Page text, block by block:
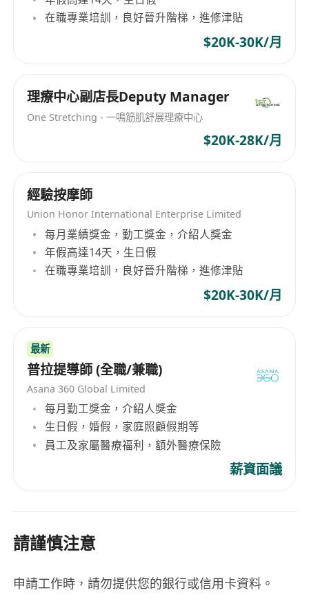
在職專業培訓，良好晉升階梯，進修津貼
$20K-30K/月
理療中心副店長Deputy Manager
One Stretching - 一鳴筋肌舒展理療中心
$20K-28K/月
經驗按摩師
Union Honor International Enterprise Limited
每月業績獎金，勤工獎金，介紹人獎金
年假高達14天，生日假
在職專業培訓，良好晉升階梯，進修津貼
$20K-30K/月
最新
普拉提導師 (全職/兼職)
Asana 360 Global Limited
每月勤工獎金，介紹人獎金
生日假，婚假，家庭照顧假期等
員工及家屬醫療福利，額外醫療保險
薪資面議
請謹慎注意
申請工作時，請勿提供您的銀行或信用卡資料。